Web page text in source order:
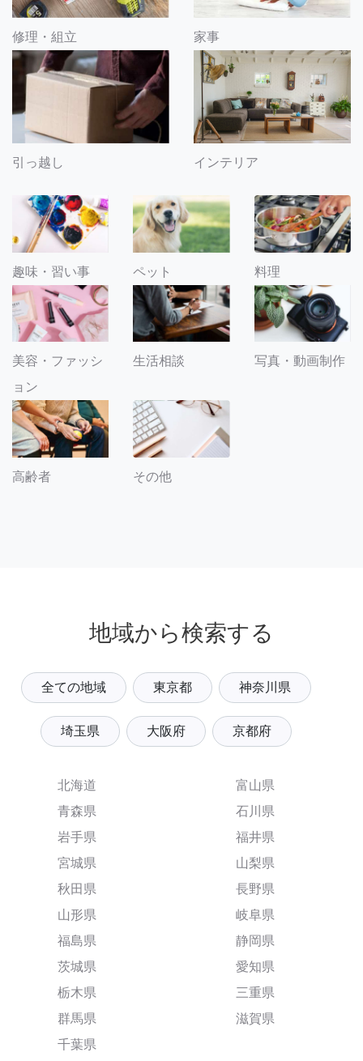
修理・組立 家事
引っ越し インテリア
趣味・習い事 ペット 料理
美容・ファッシ
ョン
生活相談 写真・動画制作
高齢者 その他
地域から検索する
全ての地域 東京都 神奈川県
埼玉県 大阪府 京都府
北海道
青森県
岩手県
宮城県
秋田県
山形県
福島県
茨城県
栃木県
群馬県
千葉県
富山県
石川県
福井県
山梨県
長野県
岐阜県
静岡県
愛知県
三重県
滋賀県